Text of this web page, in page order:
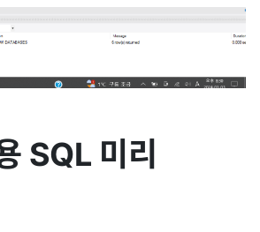
SQL 미리